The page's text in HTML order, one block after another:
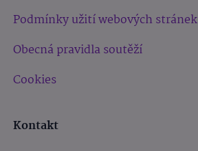
Podmínky užití webových stránek
Obecná pravidla soutěží
Cookies
Kontakt